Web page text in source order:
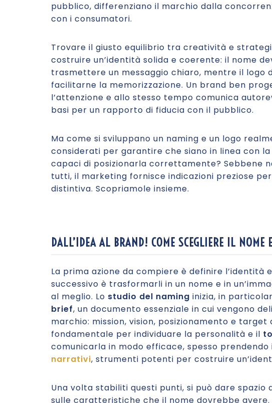
pubblico, differenziano il marchio dalla
con i consumatori.
Trovare il giusto equilibrio tra creatività e
costruire un’identità solida e coerente: il nome
trasmettere un messaggio chiaro, mentre il logo
facilitarne la memorizzazione. Un brand ben
l’attenzione e allo stesso tempo comunica
basi per un rapporto di fiducia con il pubblico.
Ma come si sviluppano un naming e un logo
considerati per garantire che siano in linea con la
capaci di posizionarla correttamente? Sebbene
tutti, il marketing fornisce indicazioni preziose
distintiva. Scopriamole insieme.
DALL’IDEA AL BRAND! COME SCEGLIERE IL NOME
La prima azione da compiere è definire l’identità
successivo è trasformarli in un nome e in
al meglio. Lo studio del naming inizia, in
brief, un documento essenziale in cui vengono
marchio: mission, vision, posizionamento e
fondamentale per individuare la personalità e il
comunicarla in modo efficace, spesso prendendo
narrativi, strumenti potenti per costruire
Una volta stabiliti questi punti, si può dare
sulle caratteristiche che il nome dovrebbe